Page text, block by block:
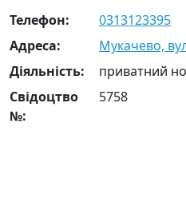
Телефон:
0313123395
Адреса:
Мукачево,
Діяльність:
приватний
Свідоцтво
№:
5758